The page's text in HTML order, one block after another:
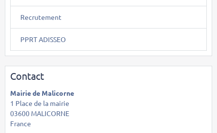
Recrutement
PPRT ADISSEO
Contact
Mairie de Malicorne
1 Place de la mairie
03600 MALICORNE
France